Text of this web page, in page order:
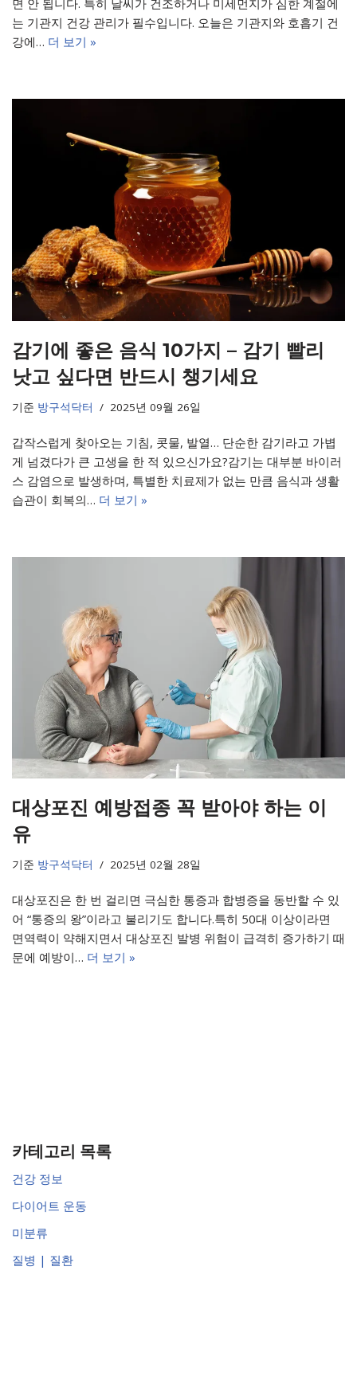
면 안 됩니다. 특히 날씨가 건조하거나 미세먼지가 심한 계절에
는 기관지 건강 관리가 필수입니다. 오늘은 기관지와 호흡기 건
강에… 더 보기 »
감기에 좋은 음식 10가지 – 감기 빨리
낫고 싶다면 반드시 챙기세요
기준 방구석닥터 2025년 09월 26일
갑작스럽게 찾아오는 기침, 콧물, 발열… 단순한 감기라고 가볍
게 넘겼다가 큰 고생을 한 적 있으신가요?감기는 대부분 바이러
스 감염으로 발생하며, 특별한 치료제가 없는 만큼 음식과 생활
습관이 회복의… 더 보기 »
대상포진 예방접종 꼭 받아야 하는 이
유
기준 방구석닥터 2025년 02월 28일
대상포진은 한 번 걸리면 극심한 통증과 합병증을 동반할 수 있
어 “통증의 왕”이라고 불리기도 합니다.특히 50대 이상이라면
면역력이 약해지면서 대상포진 발병 위험이 급격히 증가하기 때
문에 예방이… 더 보기 »
카테고리 목록
건강 정보
다이어트 운동
미분류
질병 | 질환